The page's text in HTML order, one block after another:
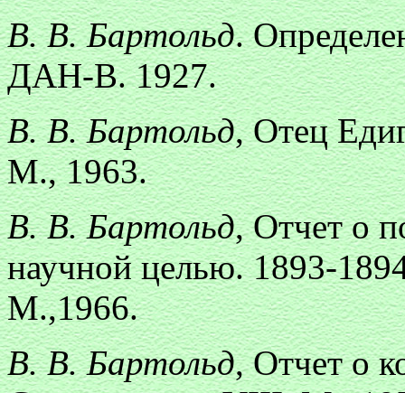
В. В. Бартольд.
ДАН-В. 1927.
В. В. Бартольд, Отец
М., 1963.
В. В. Бартольд, Отчет о
научной целью. 1893-
М.,1966.
В. В. Бартольд, Отчет о